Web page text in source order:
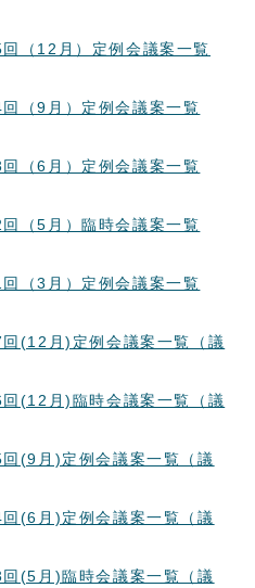
（12月）定例会議案一覧
（9月）定例会議案一覧
（6月）定例会議案一覧
（5月）臨時会議案一覧
（3月）定例会議案一覧
(12月)定例会議案一覧（議
(12月)臨時会議案一覧（議
(9月)定例会議案一覧（議
(6月)定例会議案一覧（議
(5月)臨時会議案一覧（議